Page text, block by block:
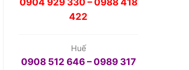
0904 929 330 – 0988 418
422
Huế
0908 512 646 – 0989 317